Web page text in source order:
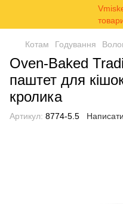
Котам Годування
Oven-Baked
паштет для
кролика
Артикул: 8774-5.5 Написати